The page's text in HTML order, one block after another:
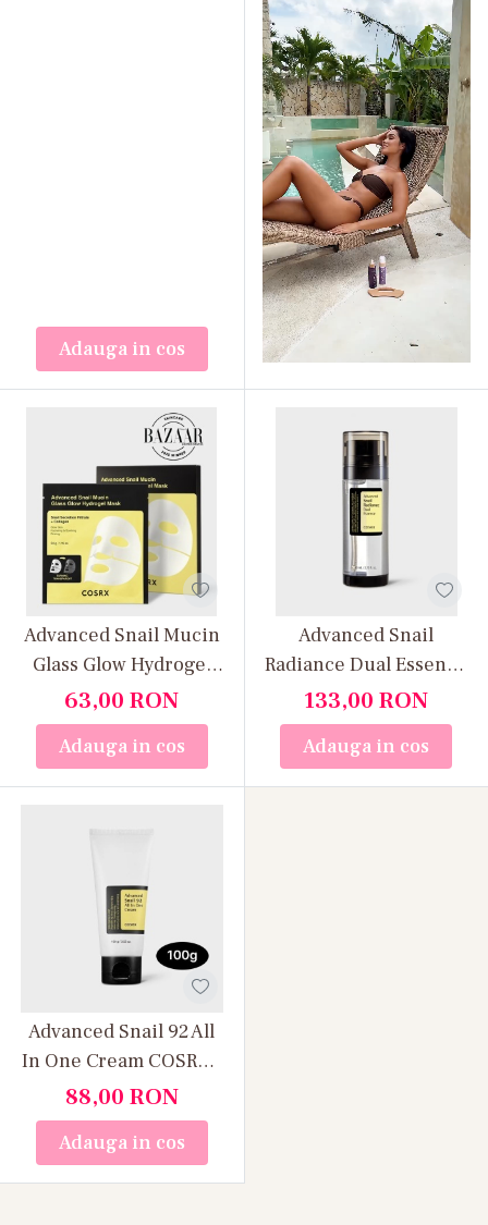
Adauga in cos
Advanced Snail Mucin
Glass Glow Hydrogel
Mask COSRX – mască
hidrogel cu 25 %
mucină de melc, 3 buc.
63,00RON
Adauga in cos
Advanced Snail
Radiance Dual Essence
COSRX – ser iluminator
cu formulă dublă
133,00RON
Adauga in cos
Advanced Snail 92 All
In One Cream COSRX –
cremă “all-in-one” cu
92 % mucină de melc,
100 g
88,00 RON
Adauga in cos